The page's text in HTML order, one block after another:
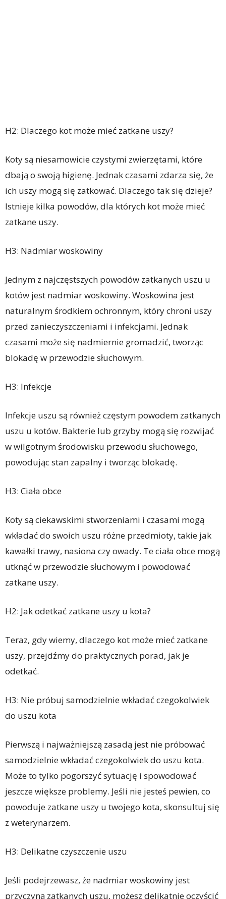
H2: Dlaczego kot może mieć zatkane uszy?
Koty są niesamowicie czystymi zwierzętami, które
dbają o swoją higienę. Jednak czasami zdarza się, że
ich uszy mogą się zatkować. Dlaczego tak się dzieje?
Istnieje kilka powodów, dla których kot może mieć
zatkane uszy.
H3: Nadmiar woskowiny
Jednym z najczęstszych powodów zatkanych uszu u
kotów jest nadmiar woskowiny. Woskowina jest
naturalnym środkiem ochronnym, który chroni uszy
przed zanieczyszczeniami i infekcjami. Jednak
czasami może się nadmiernie gromadzić, tworząc
blokadę w przewodzie słuchowym.
H3: Infekcje
Infekcje uszu są również częstym powodem zatkanych
uszu u kotów. Bakterie lub grzyby mogą się rozwijać
w wilgotnym środowisku przewodu słuchowego,
powodując stan zapalny i tworząc blokadę.
H3: Ciała obce
Koty są ciekawskimi stworzeniami i czasami mogą
wkładać do swoich uszu różne przedmioty, takie jak
kawałki trawy, nasiona czy owady. Te ciała obce mogą
utknąć w przewodzie słuchowym i powodować
zatkane uszy.
H2: Jak odetkać zatkane uszy u kota?
Teraz, gdy wiemy, dlaczego kot może mieć zatkane
uszy, przejdźmy do praktycznych porad, jak je
odetkać.
H3: Nie próbuj samodzielnie wkładać czegokolwiek
do uszu kota
Pierwszą i najważniejszą zasadą jest nie próbować
samodzielnie wkładać czegokolwiek do uszu kota.
Może to tylko pogorszyć sytuację i spowodować
jeszcze większe problemy. Jeśli nie jesteś pewien, co
powoduje zatkane uszy u twojego kota, skonsultuj się
z weterynarzem.
H3: Delikatne czyszczenie uszu
Jeśli podejrzewasz, że nadmiar woskowiny jest
przyczyną zatkanych uszu, możesz delikatnie oczyścić